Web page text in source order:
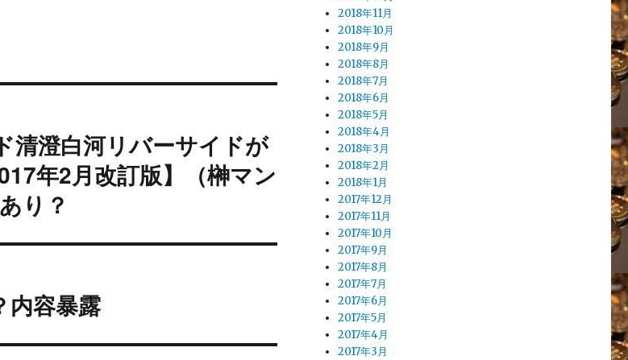
清澄白河リバーサイドが
年2月改訂版】（榊マン
り？
容暴露
2018年11月
2018年10月
2018年9月
2018年8月
2018年7月
2018年6月
2018年5月
2018年4月
2018年3月
2018年2月
2018年1月
2017年12月
2017年11月
2017年10月
2017年9月
2017年8月
2017年7月
2017年6月
2017年5月
2017年4月
2017年3月